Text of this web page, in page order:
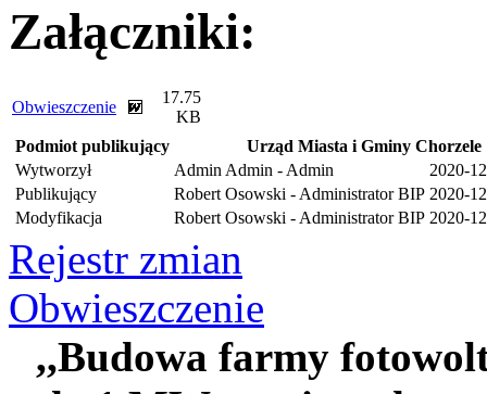
Załączniki:
Obwieszczenie
17.75
KB
Podmiot publikujący
Urząd Miasta i Gminy Chorzele
Wytworzył
Admin Admin - Admin
2020-
Publikujący
Robert Osowski - Administrator BIP 2020-
Modyfikacja
Robert Osowski - Administrator BIP 2020-
Rejestr zmian
Obwieszczenie
,,Budowa farmy